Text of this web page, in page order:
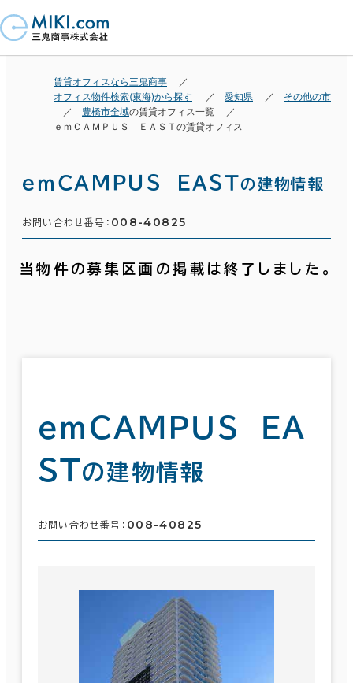
賃貸オフィスなら三鬼商事
オフィス物件検索(東海)から探す
愛知県
その他の市
豊橋市全域の賃貸オフィス一覧
ｅｍＣＡＭＰＵＳ ＥＡＳＴの賃貸オフィス
ｅｍＣＡＭＰＵＳ ＥＡＳＴの建物情報
お問い合わせ番号： 008-40825
当物件の募集区画の掲載は終了しました。
ｅｍＣＡＭＰＵＳ ＥＡ
ＳＴの建物情報
お問い合わせ番号： 008-40825